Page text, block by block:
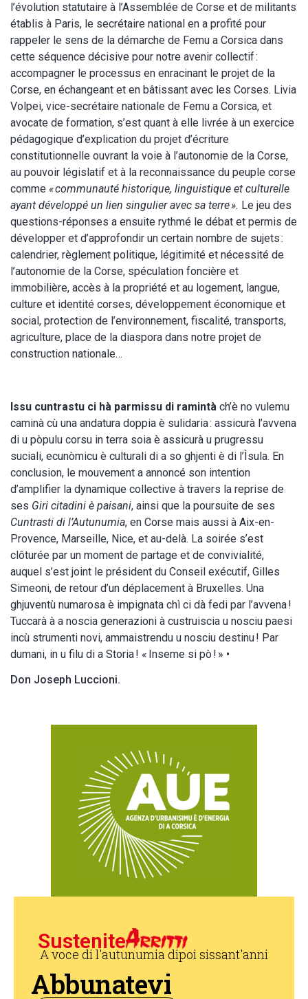
l’évolution statutaire à l’Assemblée de Corse et de militants
établis à Paris, le secrétaire national en a profité pour
rappeler le sens de la démarche de Femu a Corsica dans
cette séquence décisive pour notre avenir collectif :
accompagner le processus en enracinant le projet de la
Corse, en échangeant et en bâtissant avec les Corses. Livia
Volpei, vice-secrétaire nationale de Femu a Corsica, et
avocate de formation, s’est quant à elle livrée à un exercice
pédagogique d’explication du projet d’écriture
constitutionnelle ouvrant la voie à l’autonomie de la Corse,
au pouvoir législatif et à la reconnaissance du peuple corse
comme « communauté historique, linguistique et culturelle
ayant développé un lien singulier avec sa terre ». Le jeu des
questions-réponses a ensuite rythmé le débat et permis de
développer et d’approfondir un certain nombre de sujets :
calendrier, règlement politique, légitimité et nécessité de
l’autonomie de la Corse, spéculation foncière et
immobilière, accès à la propriété et au logement, langue,
culture et identité corses, développement économique et
social, protection de l’environnement, fiscalité, transports,
agriculture, place de la diaspora dans notre projet de
construction nationale…
Issu cuntrastu ci hà parmissu di ramintà ch’è no vulemu
caminà cù una andatura doppia è sulidaria : assicurà l’avvena
di u pòpulu corsu in terra soia è assicurà u prugressu
suciali, ecunòmicu è culturali di a so ghjenti è di l’Ìsula. En
conclusion, le mouvement a annoncé son intention
d’amplifier la dynamique collective à travers la reprise de
ses Giri citadini è paisani, ainsi que la poursuite de ses
Cuntrasti di l’Autunumia, en Corse mais aussi à Aix-en-
Provence, Marseille, Nice, et au-delà. La soirée s’est
clôturée par un moment de partage et de convivialité,
auquel s’est joint le président du Conseil exécutif, Gilles
Simeoni, de retour d’un déplacement à Bruxelles. Una
ghjuventù numarosa è impignata chì ci dà fedi par l’avvena !
Tuccarà à a noscia generazioni à custruiscia u nosciu paesi
incù strumenti novi, ammaistrendu u nosciu destinu ! Par
dumani, in u filu di a Storia ! « Inseme si pò ! » •
Don Joseph Luccioni.
Sustenite
A voce di l'autunumia dipoi sissant'anni
Abbunatevi